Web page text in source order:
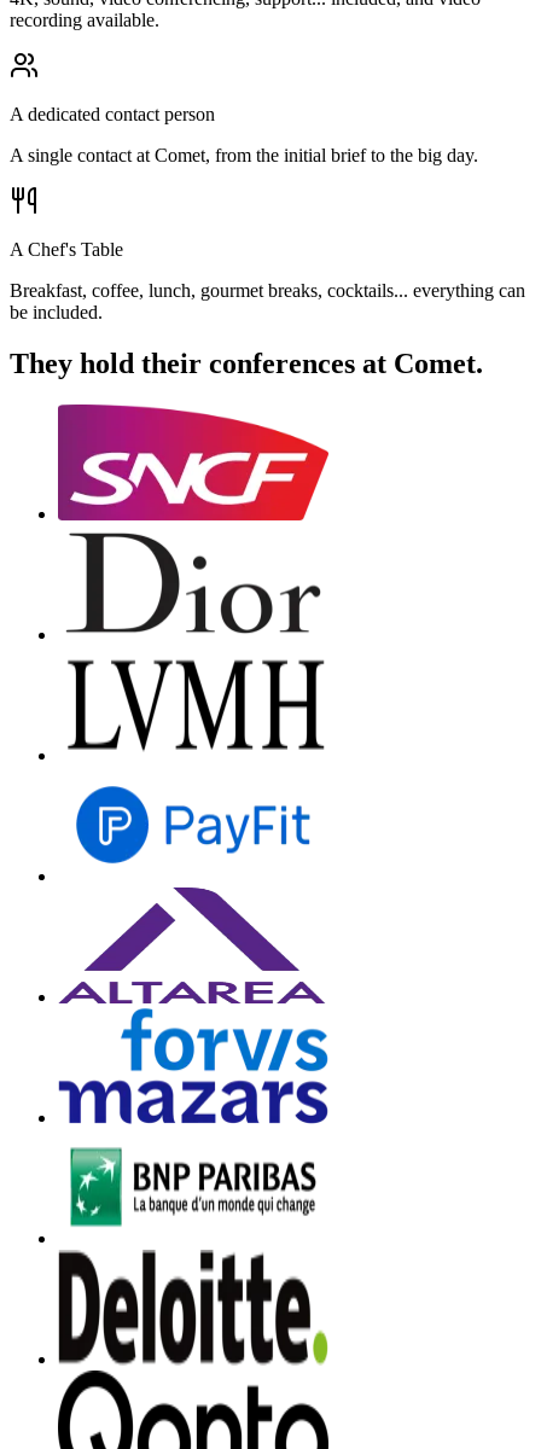
recording available.
A dedicated contact person
A single contact at Comet, from the initial brief to the big day.
A Chef's Table
Breakfast, coffee, lunch, gourmet breaks, cocktails... everything can
be included.
They hold their conferences at Comet.